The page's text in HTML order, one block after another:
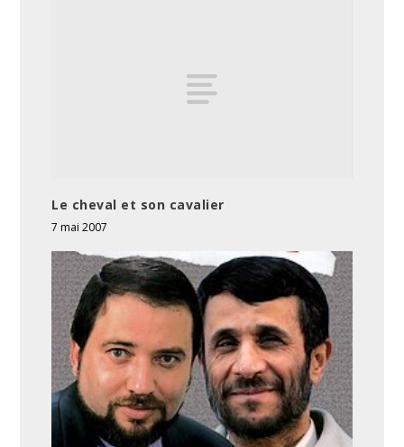
Le cheval et son cavalier
7 mai 2007